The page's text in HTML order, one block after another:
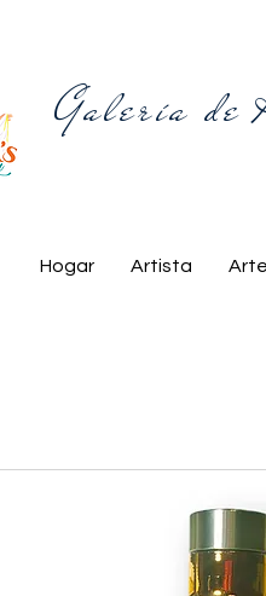
Galería de
Hogar Artista Arte